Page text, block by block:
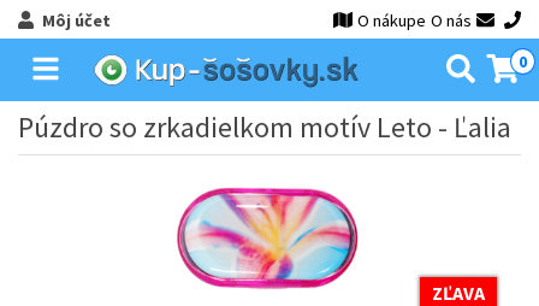
Môj účet O nákupe O nás
0
Púzdro so zrkadielkom motív Leto - Ľalia
ZĽAVA